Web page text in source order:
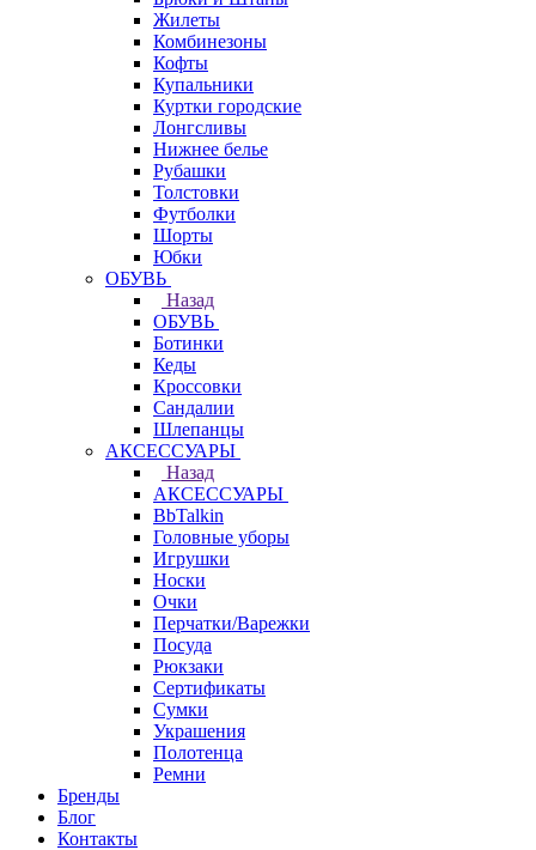
Жилеты
Комбинезоны
Кофты
Купальники
Куртки городские
Лонгсливы
Нижнее белье
Рубашки
Толстовки
Футболки
Шорты
Юбки
ОБУВЬ
Назад
ОБУВЬ
Ботинки
Кеды
Кроссовки
Сандалии
Шлепанцы
АКСЕССУАРЫ
Назад
АКСЕССУАРЫ
BbTalkin
Головные уборы
Игрушки
Носки
Очки
Перчатки/Варежки
Посуда
Рюкзаки
Сертификаты
Сумки
Украшения
Полотенца
Ремни
Бренды
Блог
Контакты